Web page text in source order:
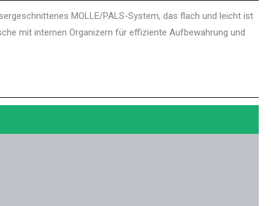
MOLLE/PALS-System, das flach und leicht ist
mit internen Organizern für effiziente Aufbewahrung und